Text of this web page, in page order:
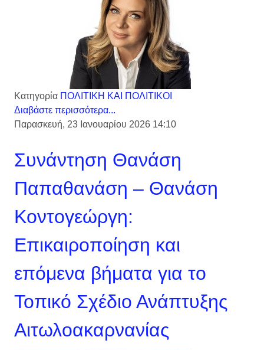
Κατηγορία ΠΟΛΙΤΙΚΗ ΚΑΙ ΠΟΛΙΤΙΚΟΙ
Διαβάστε περισσότερα...
Παρασκευή, 23 Ιανουαρίου 2026 14:10
Συνάντηση Θανάση
Παπαθανάση – Θανάση
Κοντογεώργη:
Επικαιροποίηση και
επόμενα βήματα για το
Τοπικό Σχέδιο Ανάπτυξης
Αιτωλοακαρνανίας